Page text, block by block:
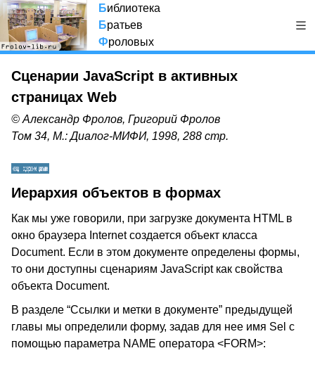
Библиотека
Братьев
Фроловых
Сценарии JavaScript в активных
страницах Web
© Александр Фролов, Григорий Фролов
Том 34, М.: Диалог-МИФИ, 1998, 288 стр.
Иерархия объектов в формах
Как мы уже говорили, при загрузке документа HTML в
окно браузера Internet создается объект класса
Document. Если в этом документе определены формы,
то они доступны сценариям JavaScript как свойства
объекта Document.
В разделе “Ссылки и метки в документе” предыдущей
главы мы определили форму, задав для нее имя Sel с
помощью параметра NAME оператора <FORM>: